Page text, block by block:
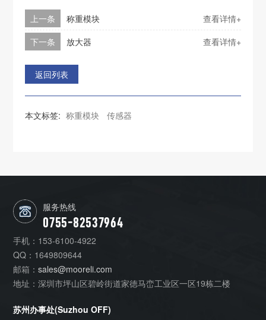
上一条 称重模块
查看详情+
下一条
放大器 查看详情+
返回列表
本文标签: 称重模块 传感器
服务热线
0755-82537964
手机： 153-6100-4922
QQ： 1649809644
邮箱：sales@mooreli.com
地址：深圳市坪山区碧岭街道家徳马峦工业区一区19栋二楼
苏州办事处(Suzhou OFF)